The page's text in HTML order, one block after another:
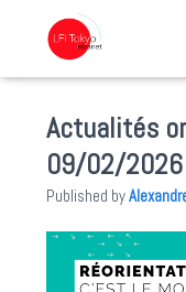
Actualités
09/02/2026
Published by